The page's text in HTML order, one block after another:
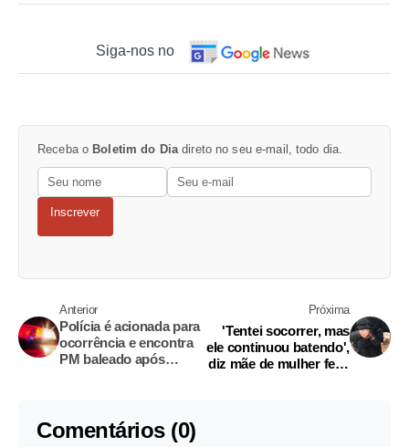
Siga-nos no
Receba o Boletim do Dia direto no seu e-mail, todo dia.
Inscrever
Anterior
Polícia é acionada para
ocorrência e encontra
PM baleado após
Próxima
'Tentei socorrer, mas
ele continuou batendo',
diz mãe de mulher feita
Comentários (0)